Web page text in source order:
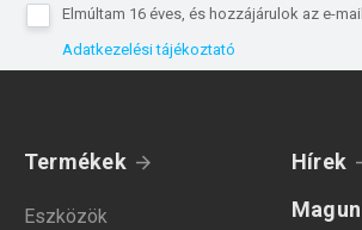
Elmúltam 16 éves, és hozzájárulok az e-
Adatkezelési tájékoztató
Termékek
Eszközök
Hírek